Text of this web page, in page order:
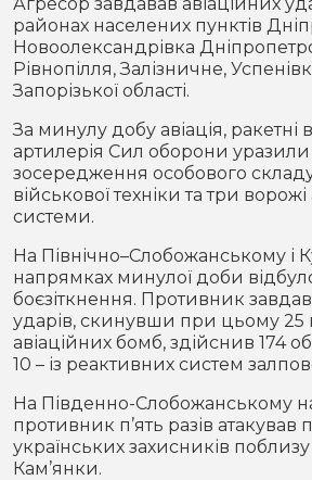
Спорт
Підписатись на нас у
районах населених пунктів
Новоолександрівка
Рівнопілля, Залізничне,
Запорізької області.
За минулу добу авіація, ракетні
артилерія Сил оборони уразили
зосередження особового
військової техніки та три
системи.
На Північно–Слобожанському і
напрямках минулої доби
боєзіткнення. Противник
ударів, скинувши при цьому 25
авіаційних бомб, здійснив 174
10 – із реактивних систем
На Південно-Слобожанському
противник п’ять разів атакував
українських захисників
Кам’янки.